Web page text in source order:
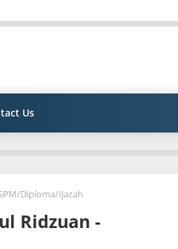
Us
Diploma/Ijazah
Ridzuan -